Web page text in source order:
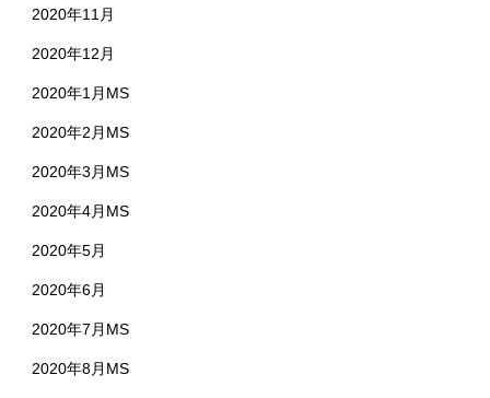
2020年11月
2020年12月
2020年1月MS
2020年2月MS
2020年3月MS
2020年4月MS
2020年5月
2020年6月
2020年7月MS
2020年8月MS